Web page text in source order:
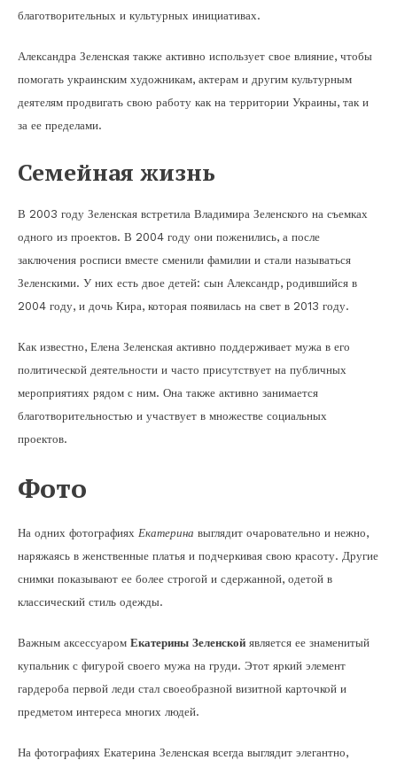
благотворительных и культурных инициативах.
Александра Зеленская также активно использует свое влияние, чтобы
помогать украинским художникам, актерам и другим культурным
деятелям продвигать свою работу как на территории Украины, так и
за ее пределами.
Семейная жизнь
В 2003 году Зеленская встретила Владимира Зеленского на съемках
одного из проектов. В 2004 году они поженились, а после
заключения росписи вместе сменили фамилии и стали называться
Зеленскими. У них есть двое детей: сын Александр, родившийся в
2004 году, и дочь Кира, которая появилась на свет в 2013 году.
Как известно, Елена Зеленская активно поддерживает мужа в его
политической деятельности и часто присутствует на публичных
мероприятиях рядом с ним. Она также активно занимается
благотворительностью и участвует в множестве социальных
проектов.
Фото
На одних фотографиях Екатерина выглядит очаровательно и нежно,
наряжаясь в женственные платья и подчеркивая свою красоту. Другие
снимки показывают ее более строгой и сдержанной, одетой в
классический стиль одежды.
Важным аксессуаром Екатерины Зеленской является ее знаменитый
купальник с фигурой своего мужа на груди. Этот яркий элемент
гардероба первой леди стал своеобразной визитной карточкой и
предметом интереса многих людей.
На фотографиях Екатерина Зеленская всегда выглядит элегантно,